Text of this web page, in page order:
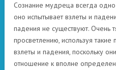
Сознание мудреца всегда
оно испытывает взлеты и
падения не существуют. Очень
просветлению, используя такие
взлеты и падения, поскольку
отношение к вполне